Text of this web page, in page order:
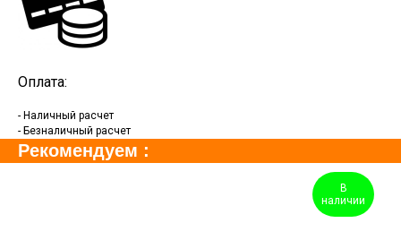
Оплата:
- Наличный расчет
- Безналичный расчет
Рекомендуем :
В
наличии